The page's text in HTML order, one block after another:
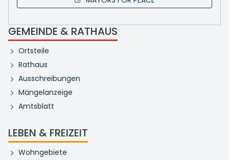
GEMEINDE & RATHAUS
Ortsteile
Rathaus
Ausschreibungen
Mängelanzeige
Amtsblatt
LEBEN & FREIZEIT
Wohngebiete